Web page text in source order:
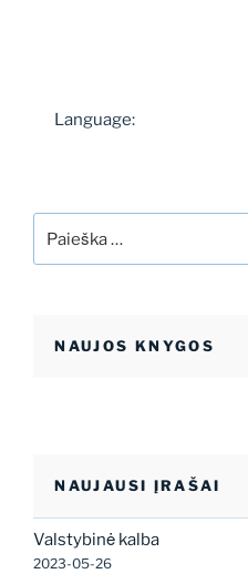
Language:
NAUJOS KNYGOS
NAUJAUSI ĮRAŠAI
Valstybinė kalba
2023-05-26